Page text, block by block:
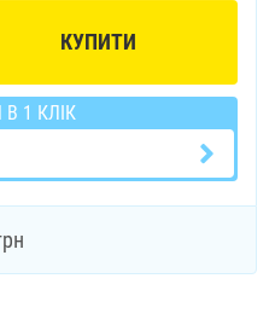
КУПИТИ
1 КЛІК